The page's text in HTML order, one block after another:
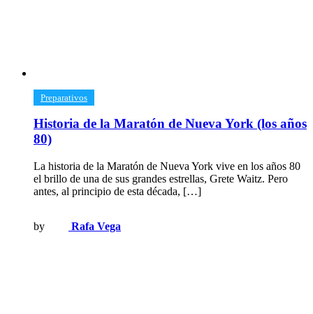
​Preparativos
Historia de la Maratón de Nueva York (los años
80)
La historia de la Maratón de Nueva York vive en los años 80
el brillo de una de sus grandes estrellas, Grete Waitz. Pero
antes, al principio de esta década, […]
by Rafa Vega